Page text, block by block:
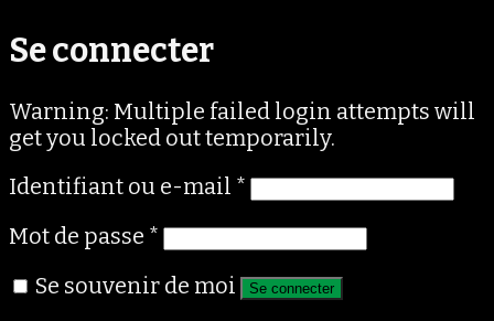
Se connecter
Warning: Multiple failed login attempts will
get you locked out temporarily.
Identifiant ou e-mail * Obligatoire
Mot de passe * Obligatoire
Se souvenir de moi
Se connecter